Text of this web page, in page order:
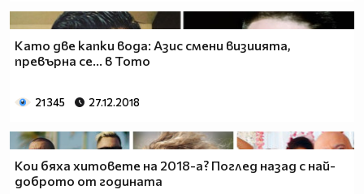
Като две капки вода: Азис смени визиията,
превърна се... в Тото
21 345 27.12.2018
Кои бяха хитовете на 2018-а? Поглед назад с най-
доброто от годината